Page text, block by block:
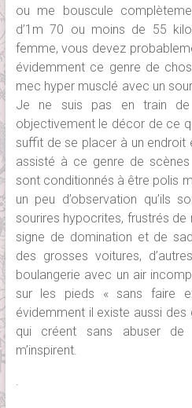
ou me bouscule
d’1m 70 ou moins de 55
femme, vous devez
évidemment ce genre de
mec hyper musclé avec un
Je ne suis pas en train de
objectivement le décor de ce
suffit de se placer à un endroit
assisté à ce genre de
sont conditionnés à être polis
un peu d’observation qu’ils
sourires hypocrites, frustrés
signe de domination et de
des grosses voitures,
boulangerie avec un air
sur les pieds « sans faire
évidemment il existe aussi des
qui créent sans abuser
m’inspirent.
.